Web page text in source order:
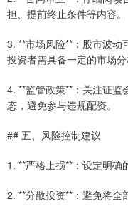
担、提前终止条件等内容。
3. **市场风险**：股市波动
投资者需具备一定的市场
4. **监管政策**：关注证监
态，避免参与违规配资。
## 五、风险控制建议
1. **严格止损**：设定明确
2. **分散投资**：避免将全